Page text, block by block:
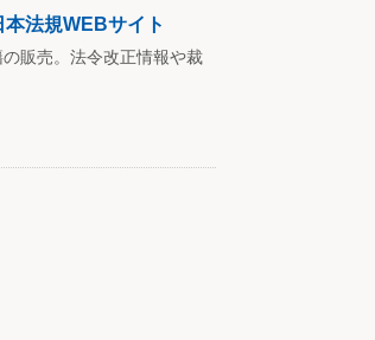
法規WEBサイト
販売。法令改正情報や裁